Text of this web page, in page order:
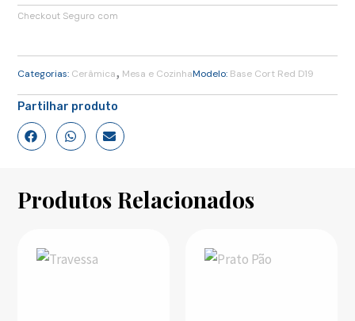
Checkout Seguro com
Categorias: Cerâmica, Mesa e CozinhaModelo: Base Cort Red D19
Partilhar produto
Produtos Relacionados